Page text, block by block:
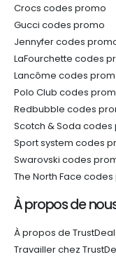
Crocs codes promo
Gucci codes promo
Jennyfer codes
LaFourchette codes
Lancôme codes
Polo Club codes
Redbubble codes
Scotch & Soda codes
Sport system codes
Swarovski codes
The North Face
À propos de
À propos de
Travailler chez